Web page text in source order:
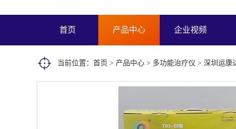
首页 产品中心 企业视频
当前位置： 首页 > 产品中心 > 多功能治疗仪 > 深圳运康